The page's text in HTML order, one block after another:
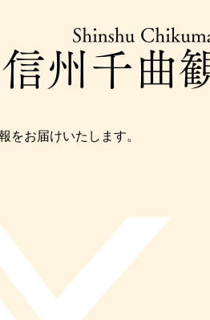
をお届けいたします。